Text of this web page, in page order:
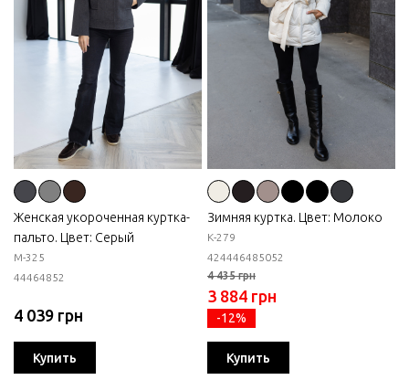
Женская укороченная куртка-
пальто. Цвет: Серый
М-325
444648 52
4 039 грн
Купить
Зимняя куртка. Цвет: Молоко
К-279
42444648 5052
4 435 грн
3 884 грн
-12%
Купить